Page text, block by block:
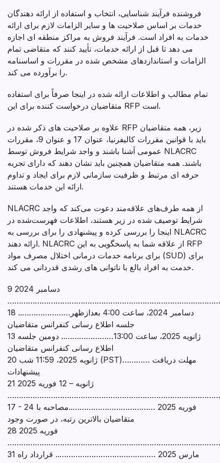
فروشنده فرآیند شناسایی، انتخاب و استفاده از ارائه دهندگان
خدمات بر اساس صلاحیت ها و سایر الزامات لازم برای ارائه
خدمات به افراد است. فرآیند فروش به مراکز منطقه ای اجازه
می دهد تا قبل از ارائه خدمات، تأیید کنند که متقاضی تمام
الزامات و استانداردهای مشخص شده در مقررات و اساسنامه
را برآورده می کند.
تمام مطالب و اطلاعات ارائه شده در اینجا صرفاً برای استفاده
متقاضیان درخواست کننده برای این RFP است.
علاوه بر صلاحیت های ذکر شده در RFP زیر، همه متقاضیان
باید با قوانین مقررات کالیفرنیا، عنوان 17 و عنوان 9، مقررات
عمومی آشنا باشند و واجد شرایط فروش توسط NLACRC
باشند. همه متقاضیان همچنین باید نشان دهند که دارای تجربه
حرفه ای مرتبط و ظرفیت سازمانی لازم برای ایجاد و تداوم
ارائه این خدمات هستند.
NLACRC از همه طرف‌های علاقه‌مند دعوت می‌کند که واجد
شرایط توصیف شده در زیر هستند، اطلاعات فهرست‌شده در
اینجا را بررسی کرده و پیشنهادی را برای بررسی به NLACRC
ارائه دهند. NLACRC از علاقه شما به پاسخگویی به این RFP
برای برنامه خدمات درمانی اختلال مصرف مواد (SUD) برای
خدمت به افراد بالغ با ناتوانی های رشدی قدردانی می کند.
9 دسامبر 2024
18 دسامبر 2024، ساعت 4:00 بعدازظهر…………………..
جلسه اطلاع رسانی کنفرانس متقاضیان
13 ژانویه 2025، ساعت 13:00………………….. دومین جلسه
اطلاع رسانی کنفرانس متقاضیان
20 ژانویه 2025، 11:59 شب (PST)………… مهلت دریافت
پیشنهادات
21 ژانویه – 12 فوریه 2025
17 - 24 فوریه 2025 ………………………………..مصاحبه با
متقاضیان بالاترین رتبه، در صورت وجود
28 فوریه 2025
31 مارس 2025 …………………………………….. قرارداد راه